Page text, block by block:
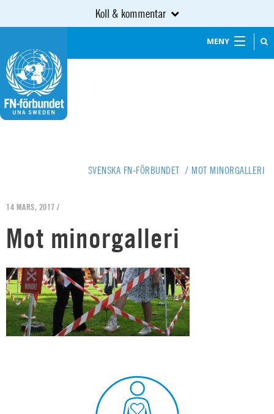
Koll & kommentar
MENY
SVENSKA FN-FÖRBUNDET / MOT MINORGALLERI
14 MARS, 2017 /
Mot minorgalleri